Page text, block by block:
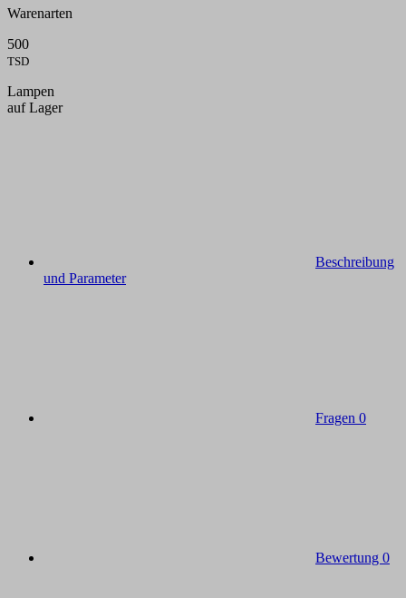
Warenarten
500
TSD
Lampen
auf Lager
Beschreibung
und Parameter
Fragen 0
Bewertung 0